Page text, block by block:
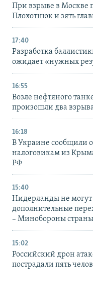
При взрыве в Москве
Плохотнюк и зять
17:40
Разработка
ожидает «нужных
16:55
Возле нефтяного
произошли два
16:18
В Украине сообщили
налоговикам из
РФ
15:40
Нидерланды не могут
дополнительные
– Минобороны страны
15:02
Российский дрон
пострадали пять